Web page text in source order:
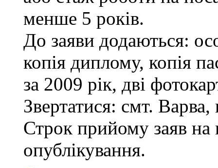
менше 5 років.
До заяви додаються:
копія диплому, копія
за 2009 рік, дві
Звертатися: смт.
Строк прийому заяв на
опублікування.